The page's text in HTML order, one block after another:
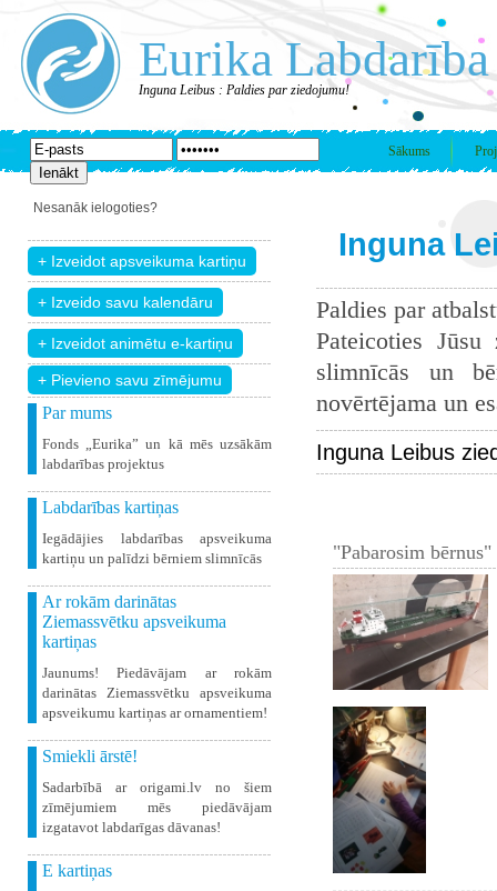
Eurika Labdarība
Inguna Leibus : Paldies par ziedojumu!
Sākums
Nesanāk ielogoties?
+ Pievieno savu zīmējumu
Par mums
Fonds „Eurika” un kā mēs uzsākām
labdarības projektus
Labdarības kartiņas
Iegādājies labdarības apsveikuma
kartiņu un palīdzi bērniem slimnīcās
Ar rokām darinātas
Ziemassvētku apsveikuma
kartiņas
Jaunums! Piedāvājam ar rokām
darinātas Ziemassvētku apsveikuma
apsveikumu kartiņas ar ornamentiem!
Smiekli ārstē!
Sadarbībā ar origami.lv no šiem
zīmējumiem mēs piedāvājam
izgatavot labdarīgas dāvanas!
E kartiņas
Inguna
Paldies par
Pateicoties
slimnīcās un
novērtējama un
Inguna Leibus
"Pabarosim